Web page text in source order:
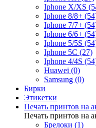
Iphone X/XS
Iphone 8/8+
Iphone 7/7+
Iphone 6/6+
Iphone 5/5S
Iphone 5C (27)
Iphone 4/4S
Huawei (0)
Samsung (0)
Бирки
Этикетки
Печать принтов на
Печать принтов на
Брелоки (1)